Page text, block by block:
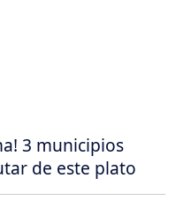
3 municipios
de este plato